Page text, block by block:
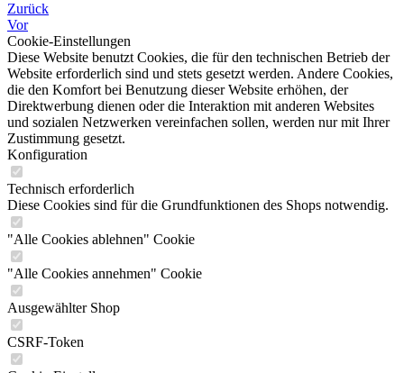
Zurück
Vor
Cookie-Einstellungen
Diese Website benutzt Cookies, die für den technischen Betrieb der
Website erforderlich sind und stets gesetzt werden. Andere Cookies,
die den Komfort bei Benutzung dieser Website erhöhen, der
Direktwerbung dienen oder die Interaktion mit anderen Websites
und sozialen Netzwerken vereinfachen sollen, werden nur mit Ihrer
Zustimmung gesetzt.
Konfiguration
Technisch erforderlich
Diese Cookies sind für die Grundfunktionen des Shops notwendig.
"Alle Cookies ablehnen" Cookie
"Alle Cookies annehmen" Cookie
Ausgewählter Shop
CSRF-Token